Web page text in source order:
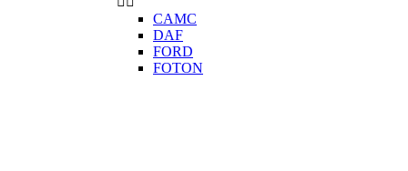
CAMC
DAF
FORD
FOTON